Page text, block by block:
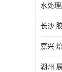
水处理
长沙
嘉兴
湖州